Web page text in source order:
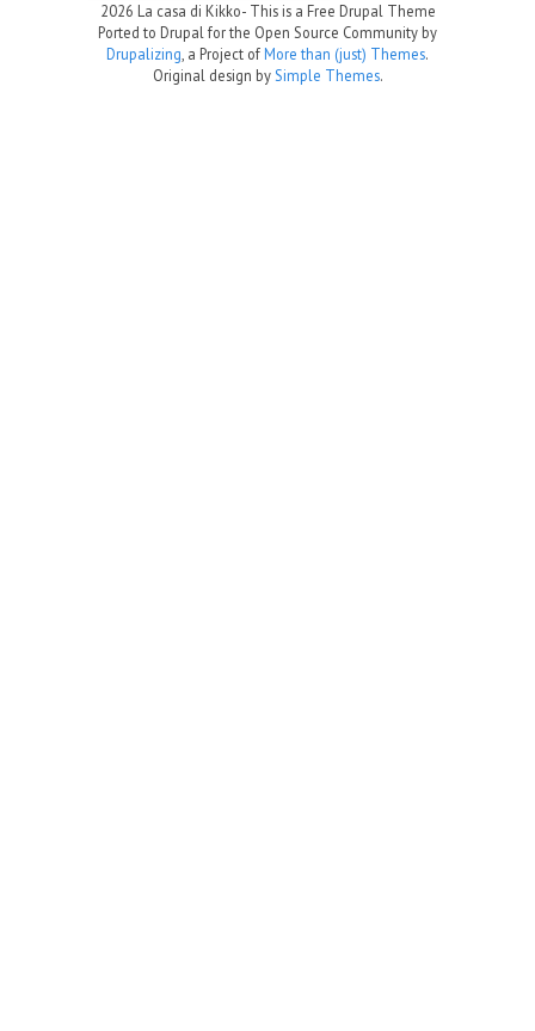
2026 La casa di Kikko- This is a Free Drupal Theme
Ported to Drupal for the Open Source Community by
Drupalizing, a Project ofMore than (just) Themes.
Original design bySimple Themes.